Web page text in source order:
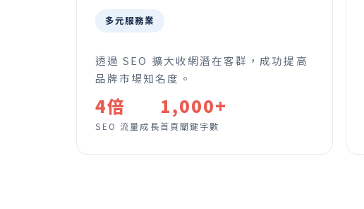
多元服務業
透過 SEO 擴大收網潛在客群，成功提高
品牌市場知名度。
4倍
SEO 流量成長
1,000+
首頁關鍵字數